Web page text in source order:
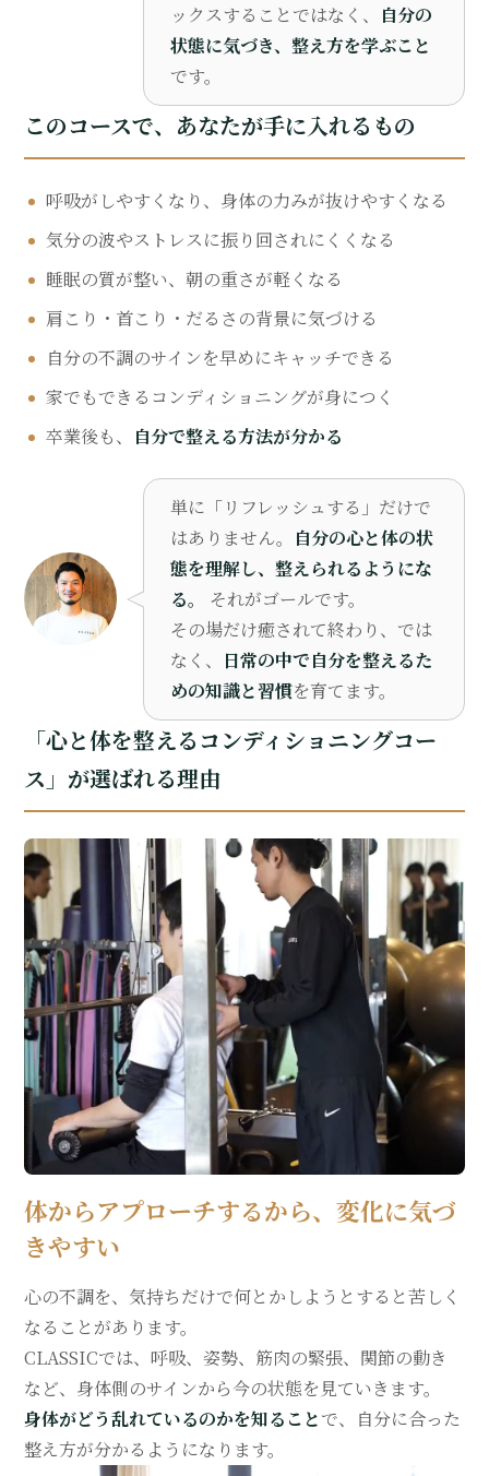
ックスすることではなく、
自分の
状態に気づき、整え方を学ぶこと
です。
このコースで、あなたが手に入れるもの
呼吸がしやすくなり、身体の力みが抜けやすくなる
気分の波やストレスに振り回されにくくなる
睡眠の質が整い、朝の重さが軽くなる
肩こり・首こり・だるさの背景に気づける
自分の不調のサインを早めにキャッチできる
家でもできるコンディショニングが身につく
卒業後も、
自分で整える方法が分かる
単に「リフレッシュする」だけで
はありません。
自分の心と体の状
態を理解し、整えられるようにな
る。
それがゴールです。
その場だけ癒されて終わり、では
なく、
日常の中で自分を整えるた
めの知識と習慣を育てます。
「心と体を整えるコンディショニングコー
ス」が選ばれる理由
体からアプローチするから、変化に気づ
きやすい
心の不調を、気持ちだけで何とかしようとすると苦しく
なることがあります。
CLASSICでは、呼吸、姿勢、筋肉の緊張、関節の動き
など、身体側のサインから今の状態を見ていきます。
身体がどう乱れているのかを知ることで、自分に合った
整え方が分かるようになります。